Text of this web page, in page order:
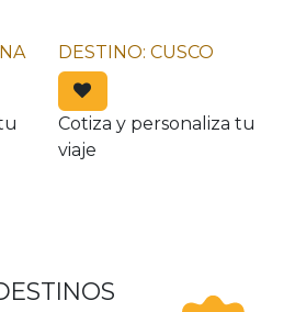
DESTINO: CUSCO
Cotiza y personaliza tu
viaje